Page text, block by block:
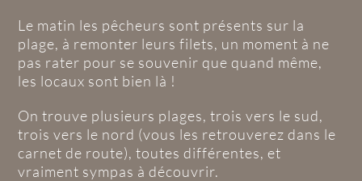
Le matin les pêcheurs sont présents sur la
plage, à remonter leurs filets, un moment à ne
pas rater pour se souvenir que quand même,
les locaux sont bien là !
On trouve plusieurs plages, trois vers le sud,
trois vers le nord (vous les retrouverez dans le
carnet de route), toutes différentes, et
vraiment sympas à découvrir.